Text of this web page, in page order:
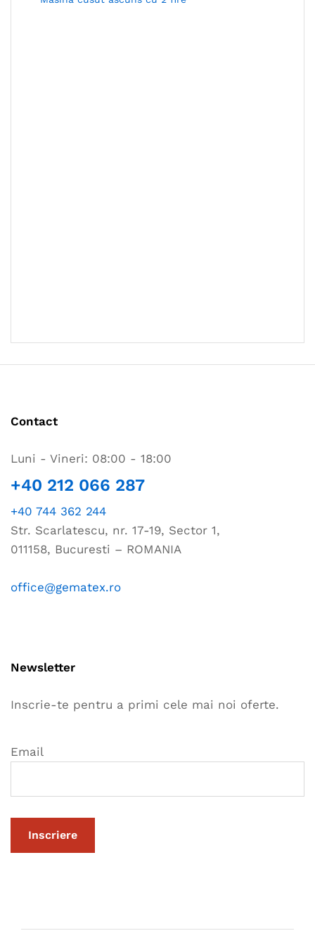
Contact
Luni - Vineri: 08:00 - 18:00
+40 212 066 287
+40 744 362 244
Str. Scarlatescu, nr. 17-19, Sector 1,
011158, Bucuresti – ROMANIA
office@gematex.ro
Newsletter
Inscrie-te pentru a primi cele mai noi oferte.
Email